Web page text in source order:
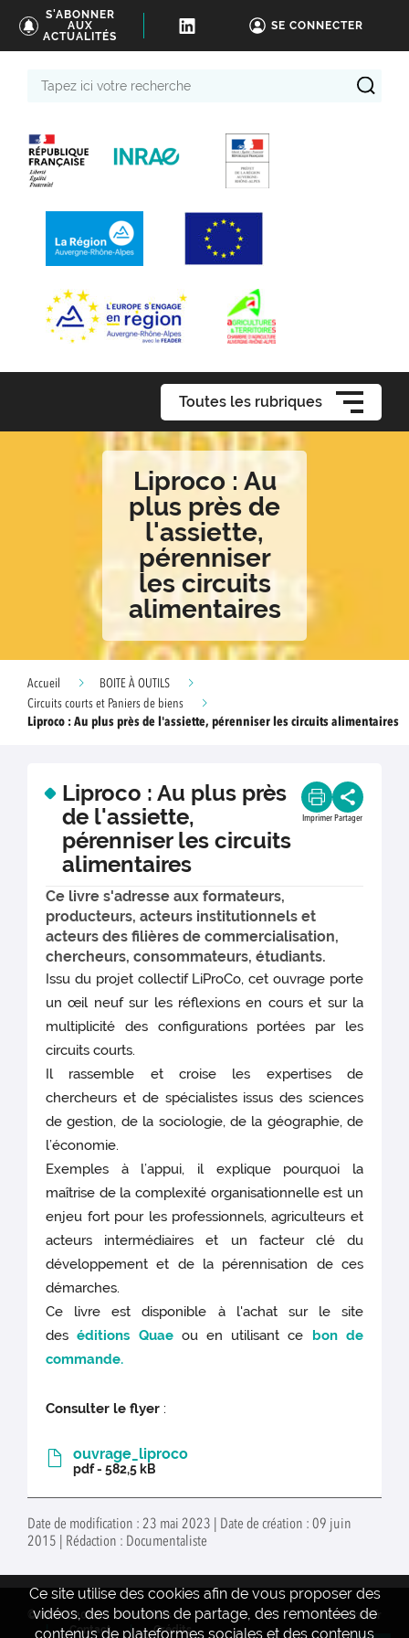
S'ABONNER
AUX
ACTUALITÉS
SE CONNECTER
Toutes les rubriques
Liproco : Au
plus près de
l'assiette,
pérenniser
les circuits
alimentaires
Accueil
BOITE À OUTILS
Circuits courts et Paniers de biens
Liproco : Au plus près de l'assiette, pérenniser les circuits alimentaires
Liproco : Au plus près
de l'assiette,
pérenniser les circuits
alimentaires
Imprimer Partager
Ce livre s'adresse aux formateurs,
producteurs, acteurs institutionnels et
acteurs des filières de commercialisation,
chercheurs, consommateurs, étudiants.
Issu du projet collectif LiProCo, cet ouvrage porte
un œil neuf sur les réflexions en cours et sur la
multiplicité des configurations portées par les
circuits courts.
Il rassemble et croise les expertises de
chercheurs et de spécialistes issus des sciences
de gestion, de la sociologie, de la géographie, de
l’économie.
Exemples à l’appui, il explique pourquoi la
maîtrise de la complexité organisationnelle est un
enjeu fort pour les professionnels, agriculteurs et
acteurs intermédiaires et un facteur clé du
développement et de la pérennisation de ces
démarches.
Ce livre est disponible à l'achat sur le site
deséditions Quae ou en utilisant ce bon de
commande.
Consulter le flyer :
ouvrage_liproco
pdf - 582,5 kB
Date de modification : 23 mai 2023 | Date de création : 09 juin
2015 | Rédaction : Documentaliste
Ce site utilise des cookies afin de vous proposer des
vidéos, des boutons de partage, des remontées de
contenus de plateformes sociales et des contenus
© INRAE 2022
Actualités
Contact
Crédits
www.inrae.fr